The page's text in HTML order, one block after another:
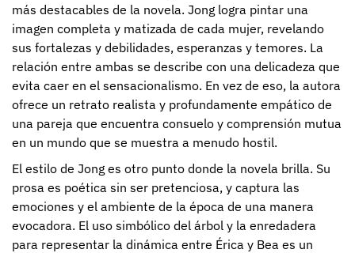
más destacables de la novela. Jong logra pintar una
imagen completa y matizada de cada mujer, revelando
sus fortalezas y debilidades, esperanzas y temores. La
relación entre ambas se describe con una delicadeza que
evita caer en el sensacionalismo. En vez de eso, la autora
ofrece un retrato realista y profundamente empático de
una pareja que encuentra consuelo y comprensión mutua
en un mundo que se muestra a menudo hostil.
El estilo de Jong es otro punto donde la novela brilla. Su
prosa es poética sin ser pretenciosa, y captura las
emociones y el ambiente de la época de una manera
evocadora. El uso simbólico del árbol y la enredadera
para representar la dinámica entre Érica y Bea es un